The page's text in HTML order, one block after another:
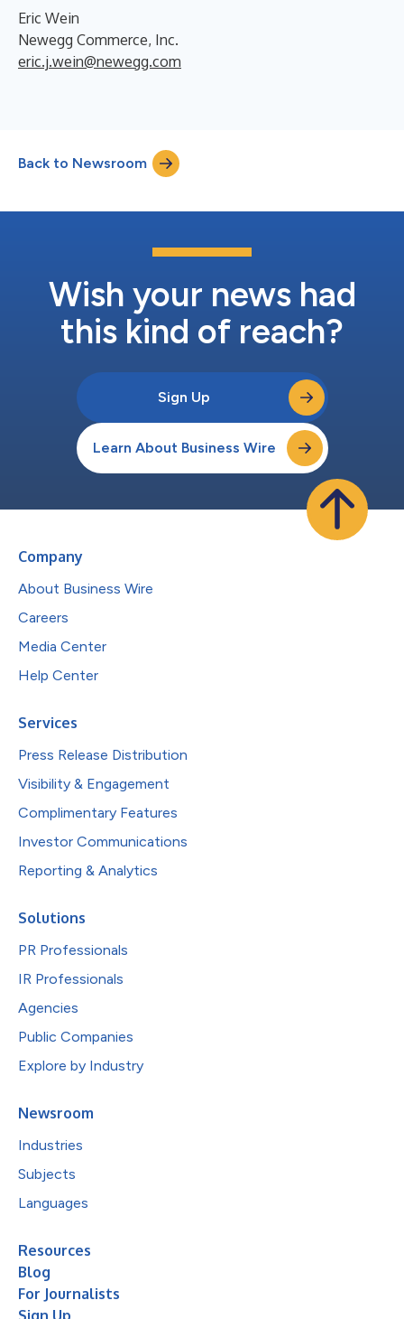
Eric Wein
Newegg Commerce, Inc.
eric.j.wein@newegg.com
Back to Newsroom
Wish your news had
this kind of reach?
Sign Up
Learn About Business Wire
Company
About Business Wire
Careers
Media Center
Help Center
Services
Press Release Distribution
Visibility & Engagement
Complimentary Features
Investor Communications
Reporting & Analytics
Solutions
PR Professionals
IR Professionals
Agencies
Public Companies
Explore by Industry
Newsroom
Industries
Subjects
Languages
Resources
Blog
For Journalists
Sign Up